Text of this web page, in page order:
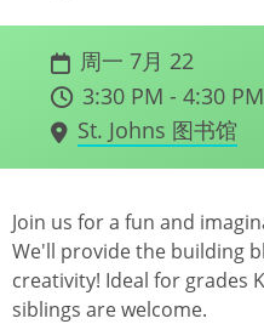
周一 7月 22
3:30 PM - 4:30 PM
St. Johns 图书馆
Join us for a fun and
We'll provide the building
creativity! Ideal for grades
siblings are welcome.